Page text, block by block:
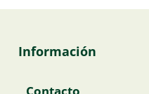
Información